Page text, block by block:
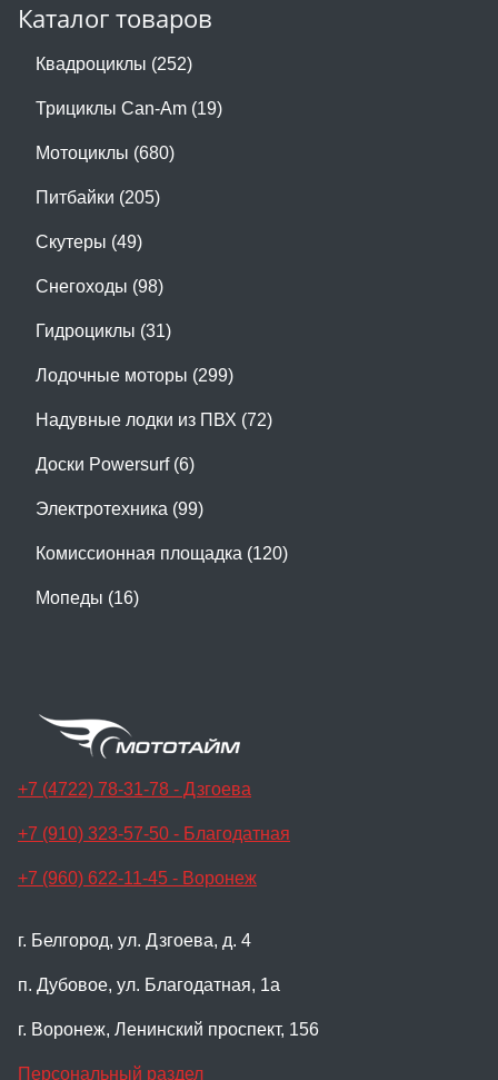
Каталог товаров
Квадроциклы (252)
Трициклы Can-Am (19)
Мотоциклы (680)
Питбайки (205)
Скутеры (49)
Снегоходы (98)
Гидроциклы (31)
Лодочные моторы (299)
Надувные лодки из ПВХ (72)
Доски Powersurf (6)
Электротехника (99)
Комиссионная площадка (120)
Мопеды (16)
+7 (4722) 78-31-78 - Дзгоева
+7 (910) 323-57-50 - Благодатная
+7 (960) 622-11-45 - Воронеж
г. Белгород, ул. Дзгоева, д. 4
п. Дубовое, ул. Благодатная, 1а
г. Воронеж, Ленинский проспект, 156
Персональный раздел